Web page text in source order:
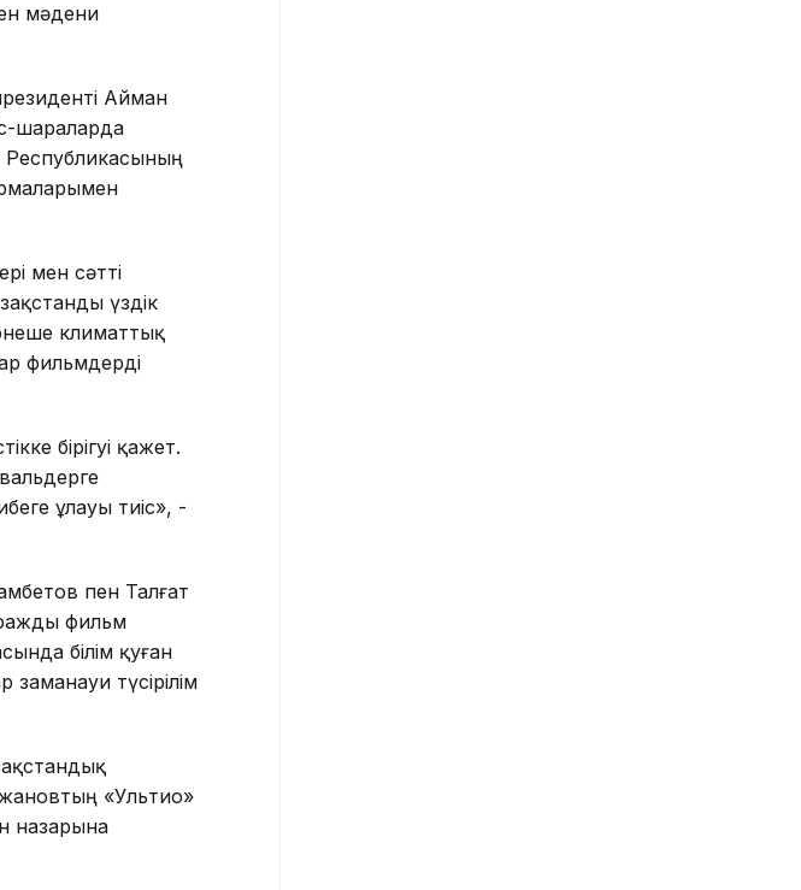
мәдени
Айман
шараларда
Республикасының
мен сәтті
үздік
климаттық
фильмдерді
бірігуі қажет.
ұлауы тиіс», -
пен Талғат
фильм
білім қуған
түсірілім
«Ультио»
назарына